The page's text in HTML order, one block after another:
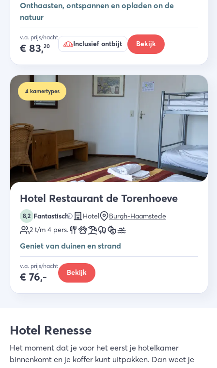
Onthaasten, ontspannen en opladen ‍on de
natuur
v.a. prijs/nacht
€ 83,20 Inclusief ontbijt Bekijk
4 kamertypes
Hotel Restaurant de Torenhoeve
8,2 Fantastisch Hotel
Burgh-Haamstede
2 t/m 4 pers.
Geniet van duinen en strand
v.a. prijs/nacht
€ 76,- Bekijk
Hotel Renesse
Het moment dat je voor het eerst je hotelkamer
binnenkomt en je koffer kunt uitpakken. Dan weet je